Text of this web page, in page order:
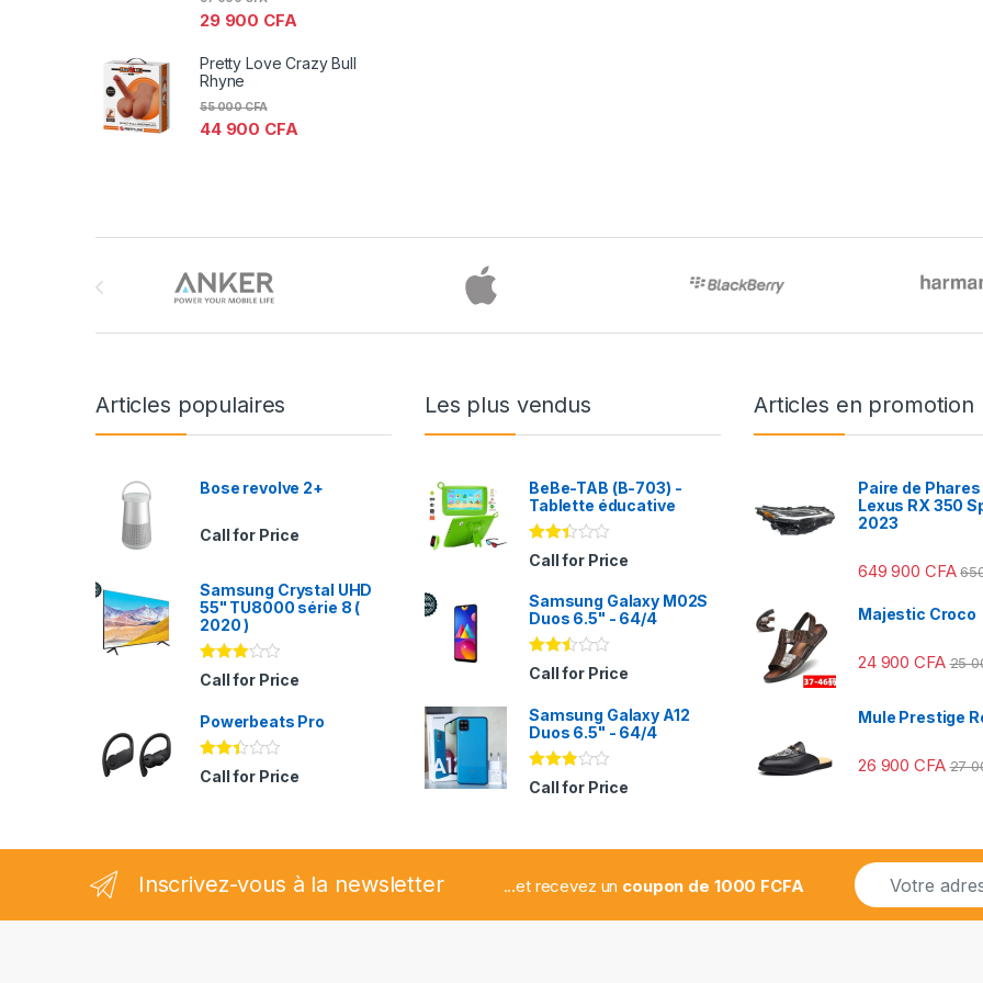
29 900 CFA
Pretty Love Crazy Bull
Rhyne
44 900 CFA
55 000CFA
Articles populaires
Bose revolve 2+
Call for Price
Samsung Crystal UHD
55" TU8000 série 8 (
2020 )
Note
2.94
Call for Price
Powerbeats Pro
Note
2.35
Call for Price
Les plus vendus
BeBe-TAB (B-703) -
Tablette éducative
Note
2.31
5
Call for Price
Samsung Galaxy M02S
Duos 6.5" - 64/4
Note
2.41
5
Call for Price
Samsung Galaxy A12
Duos 6.5" - 64/4
Note
2.78
Call for Price
Articles en promotion
Paire de Phares
Lexus RX 350
2023
649 900 CFA
Majestic Croco
24 900CFA 25
Mule Prestige
26 900CFA 27
Inscrivez-vous à la newsletter ...et recevez un coupon de 1000 FCFA
E
m
a